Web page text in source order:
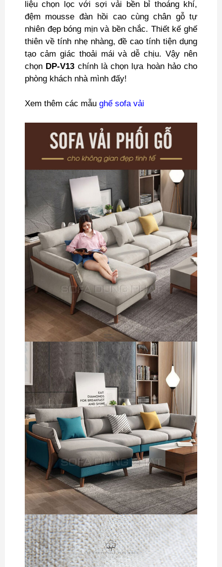
liệu chọn lọc với sợi vải bền bỉ thoáng khí,
đệm mousse đàn hồi cao cùng chân gỗ tự
nhiên đẹp bóng mịn và bền chắc. Thiết kế ghế
thiên về tính nhẹ nhàng, đề cao tính tiện dụng
tạo cảm giác thoải mái và dễ chịu. Vậy nên
chọn DP-V13 chính là chọn lựa hoàn hảo cho
phòng khách nhà mình đấy!
Xem thêm các mẫu ghế sofa vải